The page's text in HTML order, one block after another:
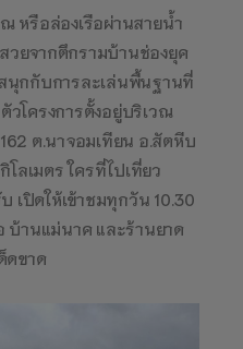
หรือล่องเรือผ่านสายน้ำ
วยจากตึกรามบ้านช่องยุค
นุกกับการละเล่นพื้นฐานที่
วโครงการตั้งอยู่บริเวณ
ต.นาจอมเทียน อ.สัตหีบ
ลเมตร ใครที่ไปเที่ยว
ปิดให้เข้าชมทุกวัน 10.30
บ้านแม่นาค และร้านยาด
ดขาด